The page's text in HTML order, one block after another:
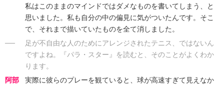
私はこのままのマインドではダメなものを書いてしまう、と
思いました。私も自分の中の偏見に気がついたんです。そこ
で、それまで描いていたものを全て消しました。
──
足が不自由な人のためにアレンジされたテニス、ではないん
ですよね。『パラ・スター』を読むと、そのことがよくわか
ります。
阿部
実際に彼らのプレーを観ていると、球が高速すぎて見えなか